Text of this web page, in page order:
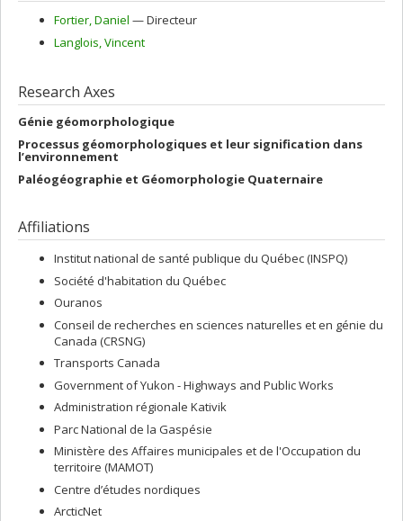
Fortier, Daniel — Directeur
Langlois, Vincent
Research Axes
Génie géomorphologique
Processus géomorphologiques et leur signification dans
l’environnement
Paléogéographie et Géomorphologie Quaternaire
Affiliations
Institut national de santé publique du Québec (INSPQ)
Société d'habitation du Québec
Ouranos
Conseil de recherches en sciences naturelles et en génie du
Canada (CRSNG)
Transports Canada
Government of Yukon - Highways and Public Works
Administration régionale Kativik
Parc National de la Gaspésie
Ministère des Affaires municipales et de l'Occupation du
territoire (MAMOT)
Centre d’études nordiques
ArcticNet